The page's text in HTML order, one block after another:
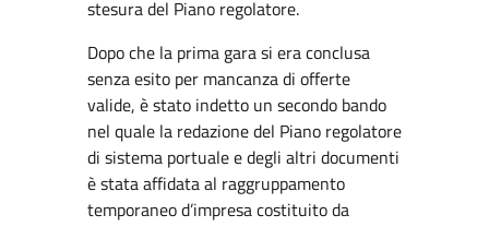
stesura del Piano regolatore.
Dopo che la prima gara si era conclusa
senza esito per mancanza di offerte
valide, è stato indetto un secondo bando
nel quale la redazione del Piano regolatore
di sistema portuale e degli altri documenti
è stata affidata al raggruppamento
temporaneo d’impresa costituito da